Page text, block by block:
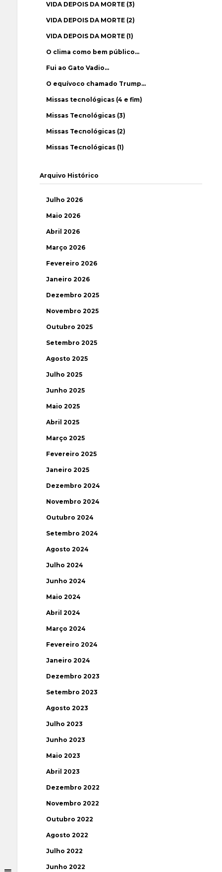
VIDA DEPOIS DA MORTE (3)
VIDA DEPOIS DA MORTE (2)
VIDA DEPOIS DA MORTE (1)
O clima como bem público…
Fui ao Gato Vadio…
O equívoco chamado Trump…
Missas tecnológicas (4 e fim)
Missas Tecnológicas (3)
Missas Tecnológicas (2)
Missas Tecnológicas (1)
Arquivo Histórico
Julho 2026
Maio 2026
Abril 2026
Março 2026
Fevereiro 2026
Janeiro 2026
Dezembro 2025
Novembro 2025
Outubro 2025
Setembro 2025
Agosto 2025
Julho 2025
Junho 2025
Maio 2025
Abril 2025
Março 2025
Fevereiro 2025
Janeiro 2025
Dezembro 2024
Novembro 2024
Outubro 2024
Setembro 2024
Agosto 2024
Julho 2024
Junho 2024
Maio 2024
Abril 2024
Março 2024
Fevereiro 2024
Janeiro 2024
Dezembro 2023
Setembro 2023
Agosto 2023
Julho 2023
Junho 2023
Maio 2023
Abril 2023
Dezembro 2022
Novembro 2022
Outubro 2022
Agosto 2022
Julho 2022
Junho 2022